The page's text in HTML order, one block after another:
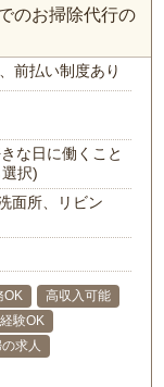
のお掃除代行の
前払い制度あり
な日に働くこと
択)
面所、リビン
OK
高収入可能
験OK
求人